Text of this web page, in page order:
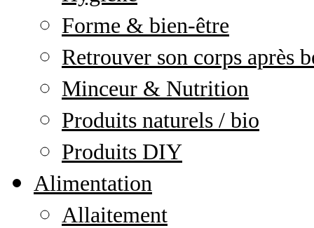
Forme & bien-être
Retrouver son corps après
Minceur & Nutrition
Produits naturels / bio
Produits DIY
Alimentation
Allaitement